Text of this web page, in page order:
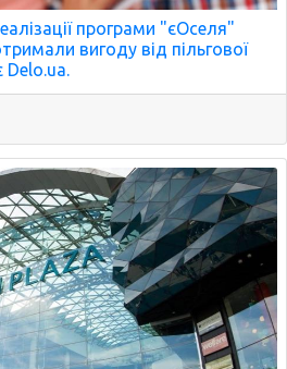
програми "єОселя"
вигоду від пільгової
Delo.ua.